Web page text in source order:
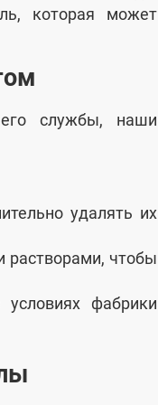
которая может
службы, наши
удалять их
растворами, чтобы
фабрики